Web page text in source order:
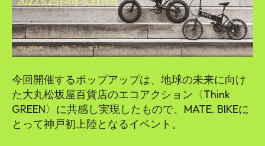
今回開催するポップアップは、地球の未来に向け
た大丸松坂屋百貨店のエコアクション〈Think
GREEN〉に共感し実現したもので、MATE. BIKEに
とって神戸初上陸となるイベント。